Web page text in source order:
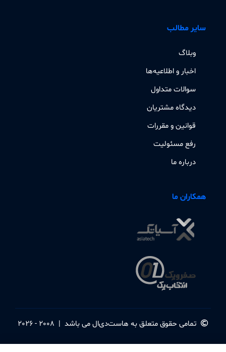
سایر مطالب
وبلاگ
اخبار و اطلاعیه‌ها
سوالات متداول
دیدگاه مشتریان
قوانین و مقررات
رفع مسئولیت
درباره ما
همکاران ما
تمامی حقوق متعلق به هاست‌دی‌ال می باشد |